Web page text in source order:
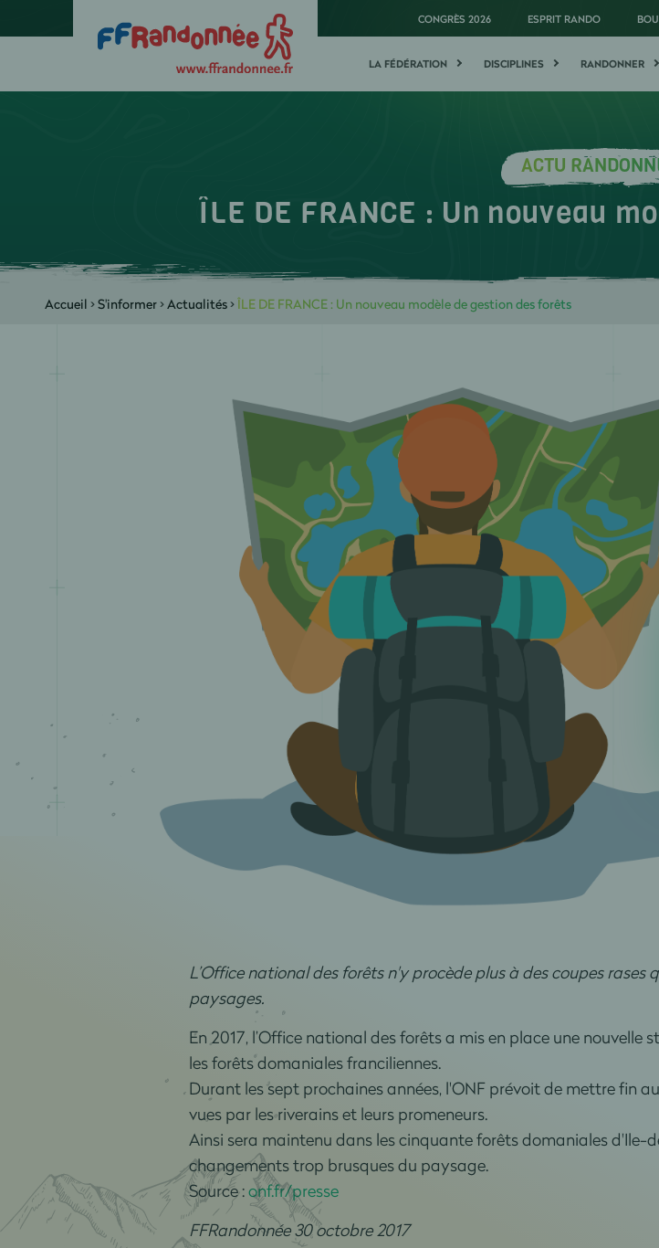
CONGRÈS 2026 ESPRIT RANDO
LA FÉDÉRATION DISCIPLINES RANDONNER
ACTU
ÎLE DE FRANCE : Un nouveau
Accueil >S'informer>Actualités>ÎLE DE FRANCE : Un nouveau modèle de gestion des forêts
L’Office national des forêts n'y procède plus à des coupes rases
paysages.
En 2017, l’Office national des forêts a mis en place une nouvelle
les forêts domaniales franciliennes.
Durant les sept prochaines années, l'ONF prévoit de mettre fin
vues par les riverains et leurs promeneurs.
Ainsi sera maintenu dans les cinquante forêts domaniales d'Ile-
changements trop brusques du paysage.
Source :onf.fr/presse
FFRandonnée 30 octobre 2017